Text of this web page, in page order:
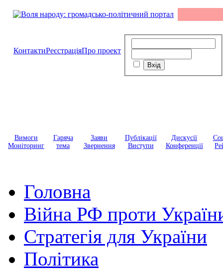
КонтактиРеєстраціяПро проект
Вимоги
Моніторинг
Гаряча
тема
Заяви
Звернення
Публікації
Виступи
Дискусії
Конференції
Головна
Війна РФ проти
Стратегія для України
Політика